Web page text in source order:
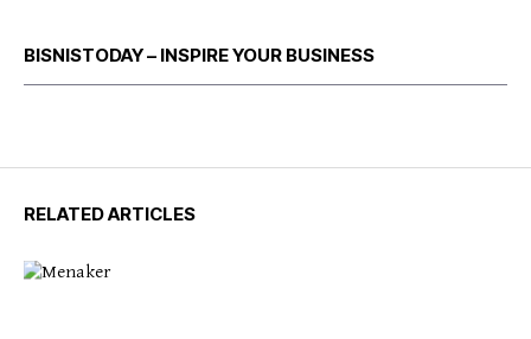
BISNISTODAY – INSPIRE YOUR BUSINESS
RELATED ARTICLES